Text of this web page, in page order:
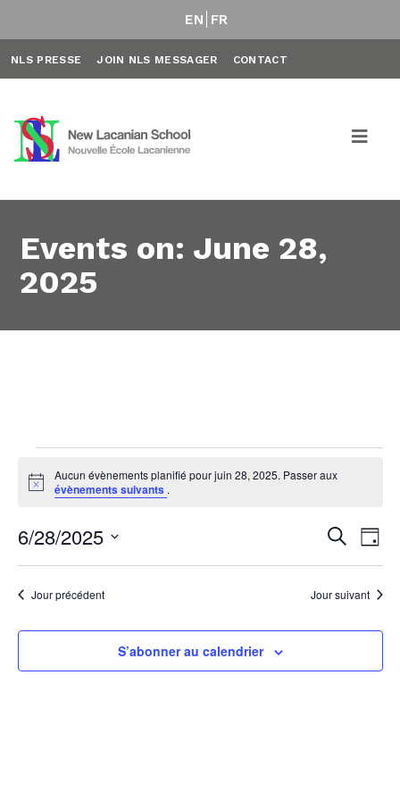
EN FR
NLS PRESSE JOIN NLS MESSAGER CONTACT
Events on: June 28,
2025
Évènements
for
juin
28,
2025
Notice
Aucun évènements planifié pour juin 28, 2025. Passer aux
évènements suivants .
Recherche
de
Jour
6/28/2025
date.
Jour précédent Jour suivant
S’abonner au calendrier